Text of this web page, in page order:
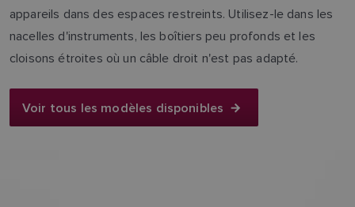
appareils dans des espaces restreints. Utilisez-le dans les
nacelles d'instruments, les boîtiers peu profonds et les
cloisons étroites où un câble droit n'est pas adapté.
Voir tous les modèles disponibles